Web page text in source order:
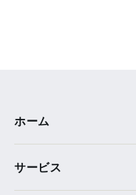
ホーム
サービス